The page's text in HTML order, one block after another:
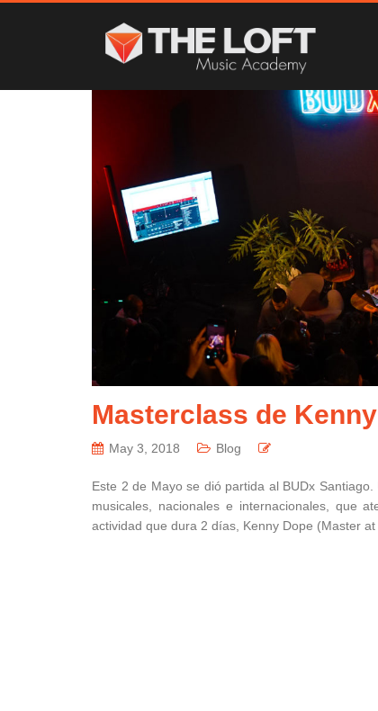
Masterclass de
May 3, 2018 Blog
Este 2 de Mayo se dió partida al BUDx
musicales, nacionales e internacionales, que
actividad que dura 2 días, Kenny Dope (Master